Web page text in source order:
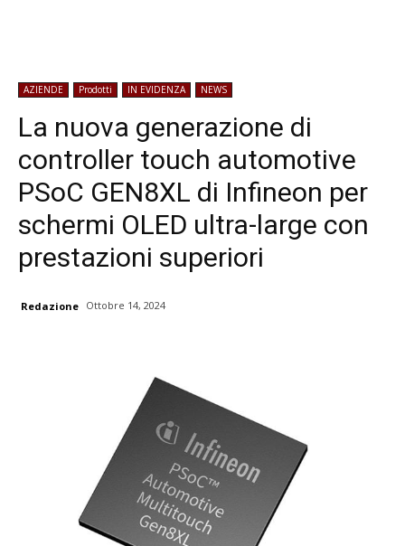
AZIENDE Prodotti IN EVIDENZA NEWS
La nuova generazione di
controller touch automotive
PSoC GEN8XL di Infineon per
schermi OLED ultra-large con
prestazioni superiori
Redazione Ottobre 14, 2024